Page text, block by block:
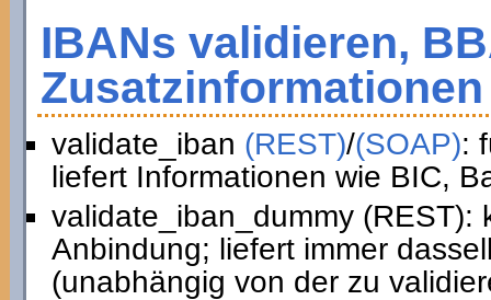
IBANs validieren,
validate_iban (REST)/(SOAP):
liefert Informationen wie BIC,
validate_iban_dummy (REST):
Anbindung; liefert immer
(unabhängig von der zu